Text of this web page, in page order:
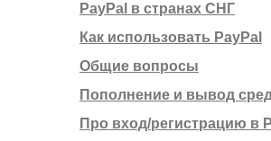
PayPal в странах СНГ
Как использовать PayPal
Общие вопросы
Пополнение и вывод
Про вход/регистрацию в